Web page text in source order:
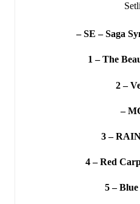
– SE – Saga
1 – The
2 –
–
3 –
4 – Red
5 –